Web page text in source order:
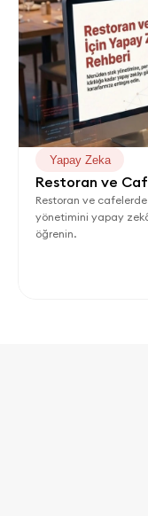
Yapay Zeka
Restoran ve
Restoran ve
yönetimini yapay
öğrenin.